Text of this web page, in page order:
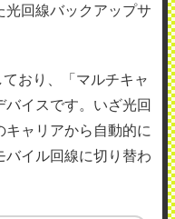
回線バックアップサ
おり、「マルチキャ
バイスです。いざ光回
ャリアから自動的に
イル回線に切り替わ